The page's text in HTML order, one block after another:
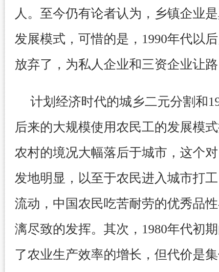
人。至今仍有论者认为，乡镇企业
发展模式，可惜的是，1990年代以
放弃了，为私人企业和三资企业让
计划经济时代的城乡二元分割和
后来的大规模使用农民工的发展模
农村的境况大幅落后于城市，这个
发地明显，以至于农民进入城市打
流动，中国农民吃苦耐劳的优秀品
漓尽致的发挥。其次，1980年代初
了农业生产效率的增长，但代价是